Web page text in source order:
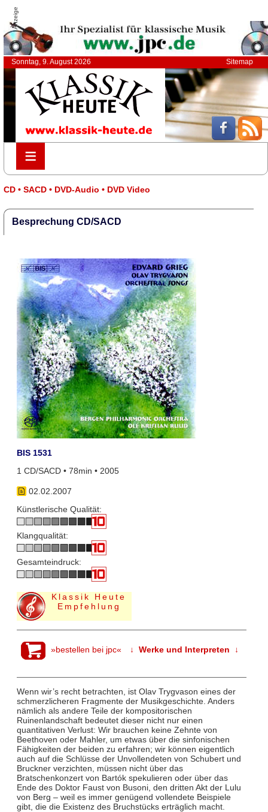
Anzeige
Sonntag, 9. August 2026 Sitemap
≡
≡
CD • SACD • DVD-Audio • DVD Video
Besprechung CD/SACD
BIS 1531
1 CD/SACD • 78min • 2005
02.02.2007
Künstlerische Qualität:
Klangqualität:
Gesamteindruck:
Klassik Heute
Empfehlung
»bestellen bei jpc« ↓ Werke und Interpreten ↓
Wenn wir’s recht betrachten, ist Olav Trygvason eines der
schmerzlicheren Fragmente der Musikgeschichte. Anders
nämlich als andere Teile der kompositorischen
Ruinenlandschaft bedeutet dieser nicht nur einen
quantitativen Verlust: Wir brauchen keine Zehnte von
Beethoven oder Mahler, um etwas über die sinfonischen
Fähigkeiten der beiden zu erfahren; wir können eigentlich
auch auf die Schlüsse der Unvollendeten von Schubert und
Bruckner verzichten, müssen nicht über das
Bratschenkonzert von Bartók spekulieren oder über das
Ende des Doktor Faust von Busoni, den dritten Akt der Lulu
von Berg – weil es immer genügend vollendete Beispiele
gibt, die die Existenz des Bruchstücks erträglich macht.